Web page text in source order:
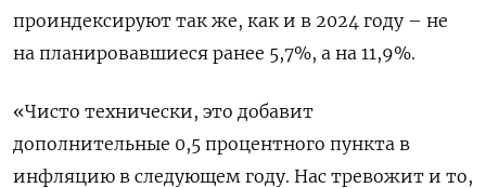
проиндексируют так же, как и в 2024 году – не
на планировавшиеся ранее 5,7%, а на 11,9%.
«Чисто технически, это добавит
дополнительные 0,5 процентного пункта в
инфляцию в следующем году. Нас тревожит и то,